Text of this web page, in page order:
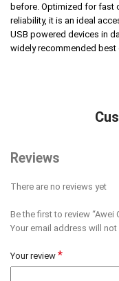
before. Optimized for fast
reliability, it is an ideal
USB powered devices in
widely recommended best
Reviews
There are no reviews yet
Be the first to review “Awei
Your email address will not
Your review *